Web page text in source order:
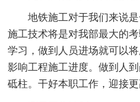
地铁施工对于我们来说是
施工技术将是对我部最大的
学习，做到人员进场就可以
影响工程施工进度。做到人
砥柱。干好本职工作，迎接更